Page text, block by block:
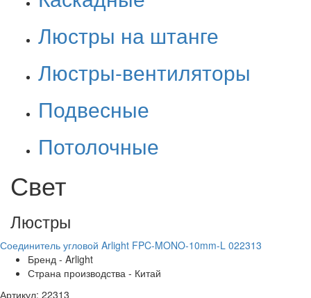
Люстры на штанге
Люстры-вентиляторы
Подвесные
Потолочные
Свет
Люстры
Соединитель угловой Arlight FPC-MONO-10mm-L 022313
Бренд - Arlight
Страна производства - Китай
Артикул: 22313